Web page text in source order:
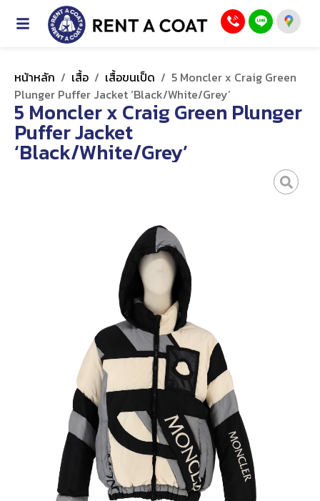
หน้าหลัก / เสื้อ / เสื้อขนเป็ด / 5 Moncler x Craig Green
Plunger Puffer Jacket ‘Black/White/Grey’
5 Moncler x Craig Green Plunger
Puffer Jacket
‘Black/White/Grey’